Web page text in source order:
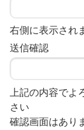
右側に表示され
送信確認
上記の内容で
さい
確認画面はあり